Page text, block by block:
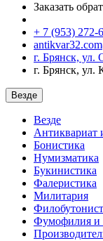
Заказать
+ 7 (953) 272-
г. Брянск,
г. Брянск, ул.
Везде
Везде
Антиквариат
Бонистика
Нумизматика
Букинистика
Фалеристика
Милитария
Фумофилия и